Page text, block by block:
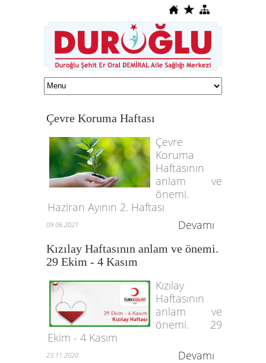
Çevre Koruma Haftası
Çevre
Koruma
Haftasının
anlam ve
önemi.
Haziran Ayının 2. Haftası
09.06.2021 Devamı
Kızılay Haftasının anlam ve önemi.
29 Ekim - 4 Kasım
Kızılay
Haftasının
anlam ve
önemi. 29
Ekim - 4 Kasım
23.11.2020 Devamı